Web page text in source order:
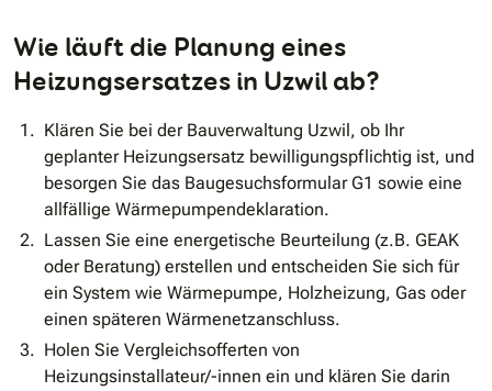
Wie läuft die Planung eines
Heizungsersatzes in Uzwil ab?
Klären Sie bei der Bauverwaltung Uzwil, ob Ihr
geplanter Heizungsersatz bewilligungspflichtig ist, und
besorgen Sie das Baugesuchsformular G1 sowie eine
allfällige Wärmepumpendeklaration.
Lassen Sie eine energetische Beurteilung (z.B. GEAK
oder Beratung) erstellen und entscheiden Sie sich für
ein System wie Wärmepumpe, Holzheizung, Gas oder
einen späteren Wärmenetzanschluss.
Holen Sie Vergleichsofferten von
Heizungsinstallateur/-innen ein und klären Sie darin